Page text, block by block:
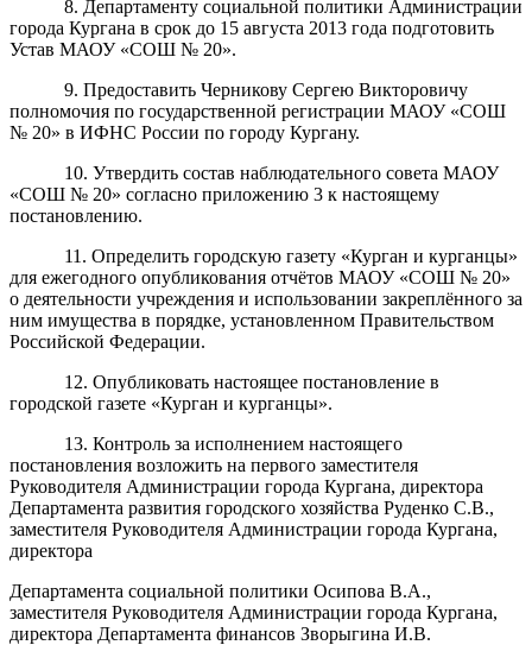
8. Департаменту социальной политики Администрации
города Кургана в срок до 15 августа 2013 года подготовить
Устав МАОУ «СОШ № 20».
9. Предоставить Черникову Сергею Викторовичу
полномочия по государственной регистрации МАОУ «СОШ
№ 20» в ИФНС России по городу Кургану.
10. Утвердить состав наблюдательного совета МАОУ
«СОШ № 20» согласно приложению 3 к настоящему
постановлению.
11. Определить городскую газету «Курган и курганцы»
для ежегодного опубликования отчётов МАОУ «СОШ № 20»
о деятельности учреждения и использовании закреплённого за
ним имущества в порядке, установленном Правительством
Российской Федерации.
12. Опубликовать настоящее постановление в
городской газете «Курган и курганцы».
13. Контроль за исполнением настоящего
постановления возложить на первого заместителя
Руководителя Администрации города Кургана, директора
Департамента развития городского хозяйства Руденко С.В.,
заместителя Руководителя Администрации города Кургана,
директора
Департамента социальной политики Осипова В.А.,
заместителя Руководителя Администрации города Кургана,
директора Департамента финансов Зворыгина И.В.